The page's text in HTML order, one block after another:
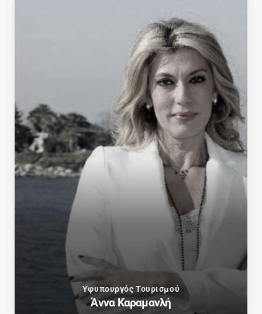
Υφυπουργός Τουρισμού
Άννα Καραμανλή